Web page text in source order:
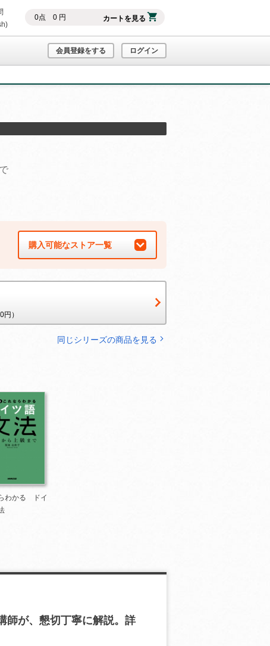
0点 0円 カートを見る
会員登録をする ログイン
購入可能なストア一覧
リフロー版
リフロー版
）
同じシリーズの商品を見る
わかる ドイ
師が、懇切丁寧に解説。詳